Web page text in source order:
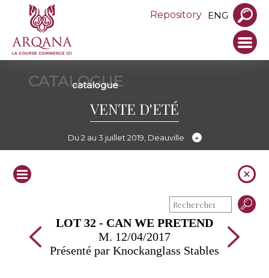
Repository ENG
CATALOGUE
catalogue
VENTE D'ETÉ
Du 2 au 3 juillet 2019, Deauville
LOT 32 - CAN WE PRETEND
M. 12/04/2017
Présenté par Knockanglass Stables